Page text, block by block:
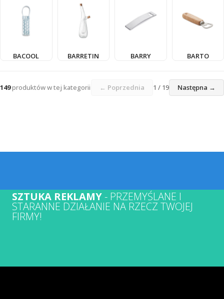
BACOOL BARRETIN BARRY BARTO
149produktów w tej kategorii ← Poprzednia 1 / 19 Następna →
SZTUKA REKLAMY- PRZEMYŚLANE I
STARANNE DZIAŁANIE NA RZECZ TWOJEJ
FIRMY!